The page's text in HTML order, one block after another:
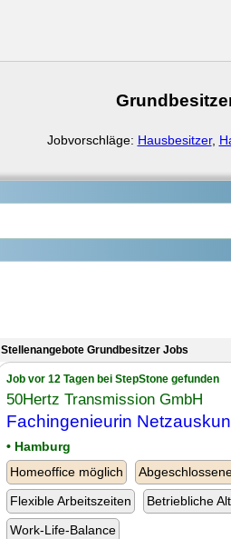
Jobvorschläge: Hausbesitzer,
Stellenangebote Grundbesitzer Jobs
Job vor 12 Tagen bei StepStone gefunden
50Hertz Transmission GmbH
Fachingenieurin
• Hamburg
Homeoffice möglich
Flexible Arbeitszeiten
Betriebliche
Work-Life-Balance